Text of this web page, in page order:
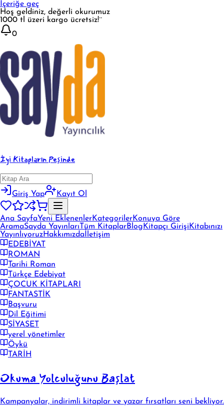
İçeriğe geç
Hoş geldiniz, değerli okurumuz
1000 tl üzeri kargo ücretsiz!¨
0
İyi Kitapların Peşinde
Giriş Yap Kayıt Ol
Ana SayfaYeni EklenenlerKategorilerKonuya Göre
AramaSayda Yayınları Tüm KitaplarBlog Kitapçı Girişi Kitabınızı
YayınlıyoruzHakkımızda İletişim
EDEBİYAT
ROMAN
Tarihi Roman
Türkçe Edebiyat
ÇOCUK KİTAPLARI
FANTASTİK
Başvuru
Dil Eğitimi
SİYASET
yerel yönetimler
Öykü
TARİH
Okuma Yolculuğunu Başlat
Kampanyalar, indirimli kitaplar ve yazar fırsatları seni bekliyor.